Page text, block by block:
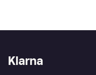
Klarna